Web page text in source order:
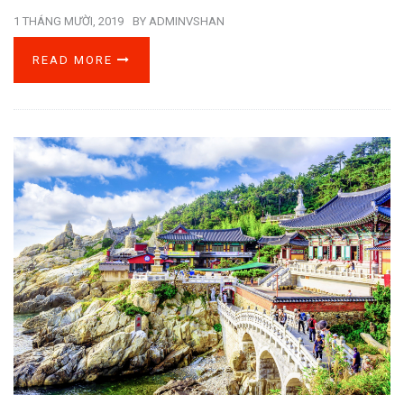
1 THÁNG MƯỜI, 2019 BY ADMINVSHAN
READ MORE